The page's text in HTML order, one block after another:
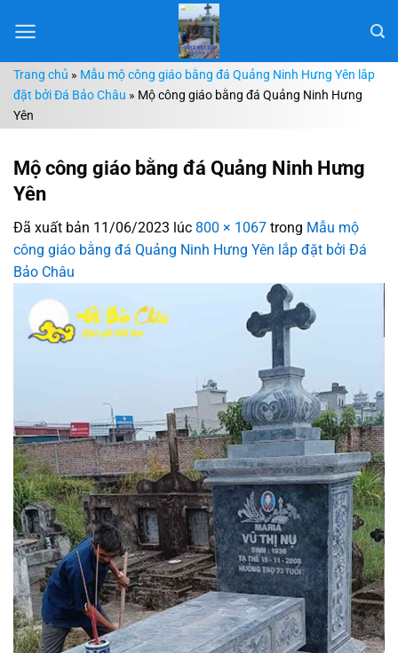
đến
dungTrang chủ » Mẫu mộ công giáo bằng đá Quảng Ninh Hưng Yên lắp
đặt bởi Đá Bảo Châu » Mộ công giáo bằng đá Quảng Ninh Hưng
Yên
Mộ công giáo bằng đá Quảng Ninh Hưng
Yên
Đã xuất bản 11/06/2023 lúc 800 × 1067 trong Mẫu mộ
công giáo bằng đá Quảng Ninh Hưng Yên lắp đặt bởi Đá
Bảo Châu